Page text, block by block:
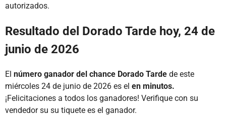
autorizados.
Resultado del Dorado Tarde hoy, 24 de
junio de 2026
El número ganador del chance Dorado Tarde de este
miércoles 24 de junio de 2026 es el en minutos.
¡Felicitaciones a todos los ganadores! Verifique con su
vendedor su su tiquete es el ganador.